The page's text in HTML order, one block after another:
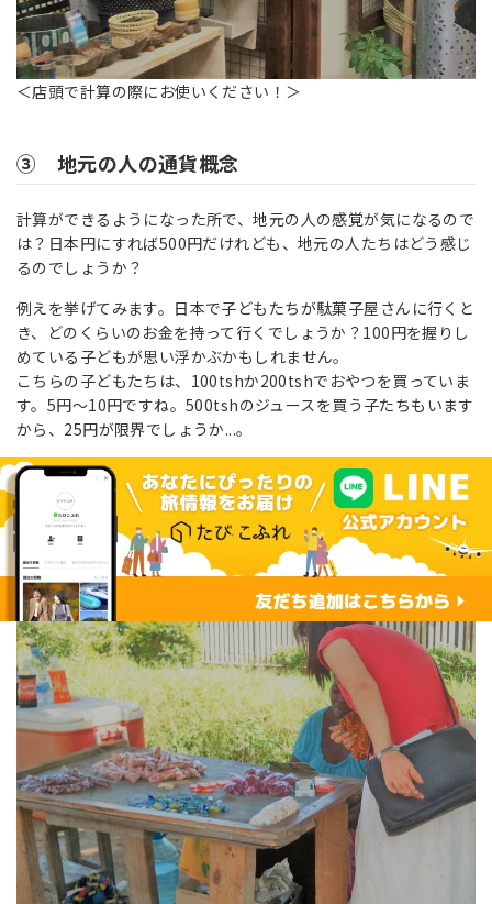
＜店頭で計算の際にお使いください！＞
③ 地元の人の通貨概念
計算ができるようになった所で、地元の人の感覚が気になるので
は？日本円にすれば500円だけれども、地元の人たちはどう感じ
るのでしょうか？
例えを挙げてみます。日本で子どもたちが駄菓子屋さんに行くと
き、どのくらいのお金を持って行くでしょうか？100円を握りし
めている子どもが思い浮かぶかもしれません。
こちらの子どもたちは、100tshか200tshでおやつを買っていま
す。5円～10円ですね。500tshのジュースを買う子たちもいます
から、25円が限界でしょうか...。